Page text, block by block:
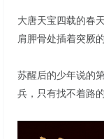
大唐天宝四载的春
肩胛骨处插着突厥
苏醒后的少年说的
兵，只有找不着路